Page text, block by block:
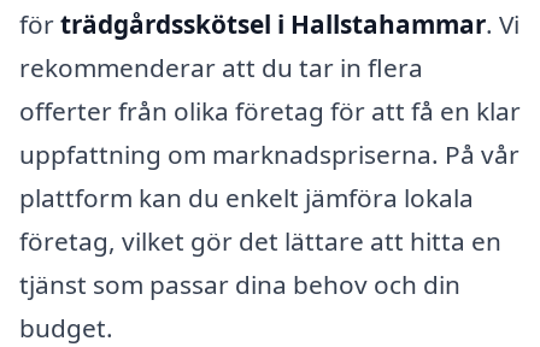
förträdgårdsskötsel i Hallstahammar. Vi
rekommenderar att du tar in flera
offerter från olika företag för att få en klar
uppfattning om marknadspriserna. På vår
plattform kan du enkelt jämföra lokala
företag, vilket gör det lättare att hitta en
tjänst som passar dina behov och din
budget.